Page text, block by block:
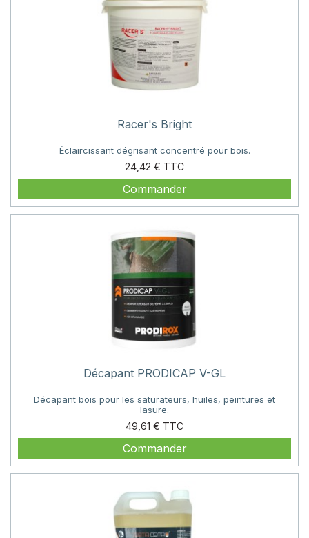
Racer's Bright
Éclaircissant dégrisant concentré pour bois.
24,42 €
Prix
Commander
Décapant PRODICAP V-GL
Décapant bois pour les saturateurs, huiles, peintures et
lasure.
49,61 €
Prix
Commander